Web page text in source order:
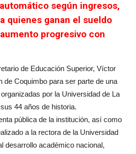
según ingresos,
quienes ganan el sueldo
progresivo con
de Educación Superior, Víctor
de Coquimbo para ser parte de una
por la Universidad de La
44 años de historia.
pública de la institución, así como
a la rectora de la Universidad
desarrollo académico nacional,